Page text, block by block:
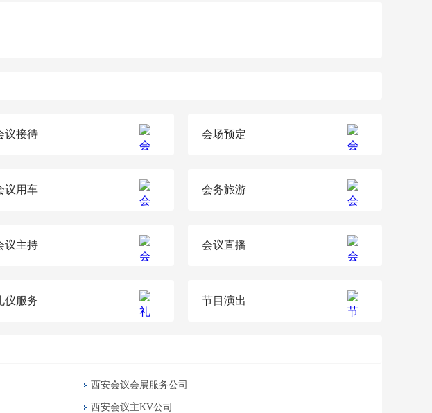
议接待 会场预定
议用车 会务旅游
议主持 会议直播
仪服务 节目演出
西安会议会展服务公司
西安会议主KV公司